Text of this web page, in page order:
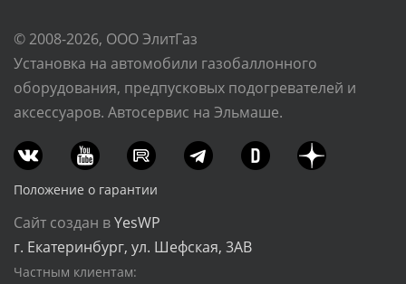
© 2008-2026, ООО ЭлитГаз
Установка на автомобили газобаллонного
оборудования, предпусковых подогревателей и
аксессуаров. Автосервис на Эльмаше.
Положение о гарантии
Сайт создан вYesWP
г. Екатеринбург, ул. Шефская, 3АВ
Частным клиентам: